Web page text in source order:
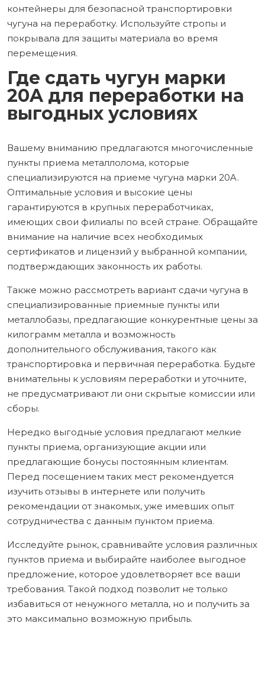
контейнеры для безопасной транспортировки
чугуна на переработку. Используйте стропы и
покрывала для защиты материала во время
перемещения.
Где сдать чугун марки
20A для переработки на
выгодных условиях
Вашему вниманию предлагаются многочисленные
пункты приема металлолома, которые
специализируются на приеме чугуна марки 20A.
Оптимальные условия и высокие цены
гарантируются в крупных переработчиках,
имеющих свои филиалы по всей стране. Обращайте
внимание на наличие всех необходимых
сертификатов и лицензий у выбранной компании,
подтверждающих законность их работы.
Также можно рассмотреть вариант сдачи чугуна в
специализированные приемные пункты или
металлобазы, предлагающие конкурентные цены за
килограмм металла и возможность
дополнительного обслуживания, такого как
транспортировка и первичная переработка. Будьте
внимательны к условиям переработки и уточните,
не предусматривают ли они скрытые комиссии или
сборы.
Нередко выгодные условия предлагают мелкие
пункты приема, организующие акции или
предлагающие бонусы постоянным клиентам.
Перед посещением таких мест рекомендуется
изучить отзывы в интернете или получить
рекомендации от знакомых, уже имевших опыт
сотрудничества с данным пунктом приема.
Исследуйте рынок, сравнивайте условия различных
пунктов приема и выбирайте наиболее выгодное
предложение, которое удовлетворяет все ваши
требования. Такой подход позволит не только
избавиться от ненужного металла, но и получить за
это максимально возможную прибыль.